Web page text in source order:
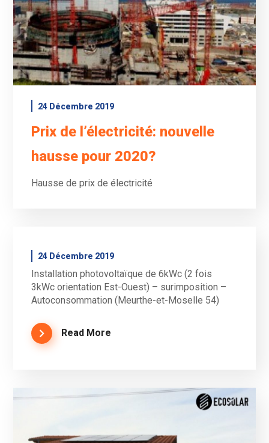
24 Décembre 2019
Prix de l’électricité: nouvelle
hausse pour 2020?
Hausse de prix de électricité
24 Décembre 2019
Installation photovoltaïque de 6kWc (2 fois
3kWc orientation Est-Ouest) – surimposition –
Autoconsommation (Meurthe-et-Moselle 54)
Read More